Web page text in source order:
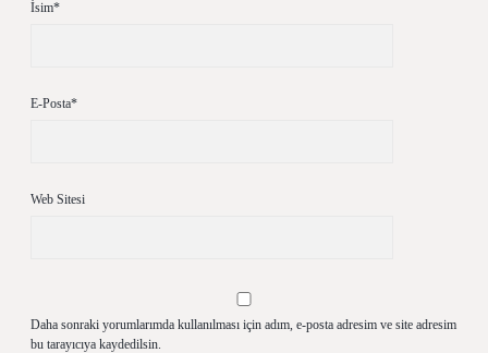
İsim*
E-Posta*
Web Sitesi
Daha sonraki yorumlarımda kullanılması için adım, e-posta adresim ve site adresim
bu tarayıcıya kaydedilsin.